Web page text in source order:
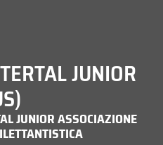
JUNIOR
JUNIOR ASSOCIAZIONE